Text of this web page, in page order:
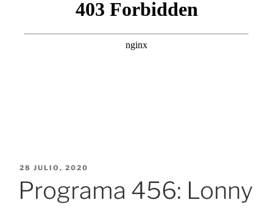
PUBLICADO
28 JULIO, 2020
Programa 456: Lonny